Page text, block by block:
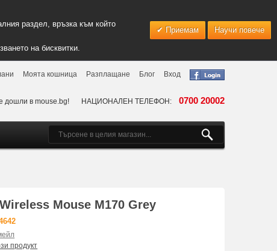
раздел, връзка към който
на бисквитки.
Приемам Научи повече
Моята кошница Разплащане Блог Вход
дошли в mouse.bg! НАЦИОНАЛЕН ТЕЛЕФОН: 0700 20002
Mouse M170 Grey
продукт